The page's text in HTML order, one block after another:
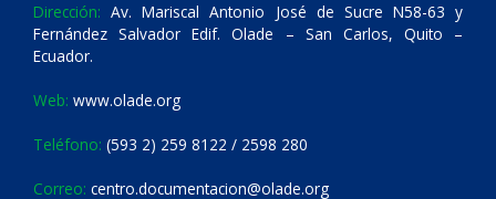
Dirección: Av. Mariscal Antonio José de Sucre N58-63 y
Fernández Salvador Edif. Olade – San Carlos, Quito –
Ecuador.
Web: www.olade.org
Teléfono: (593 2) 259 8122 / 2598 280
Correo: centro.documentacion@olade.org